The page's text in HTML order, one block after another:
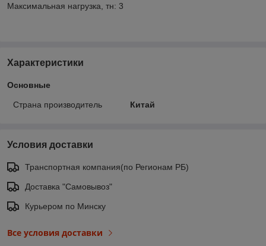
Максимальная нагрузка, тн: 3
Характеристики
Основные
Страна производитель Китай
Условия доставки
Транспортная компания(по Регионам РБ)
Доставка "Самовывоз"
Курьером по Минску
Все условия доставки